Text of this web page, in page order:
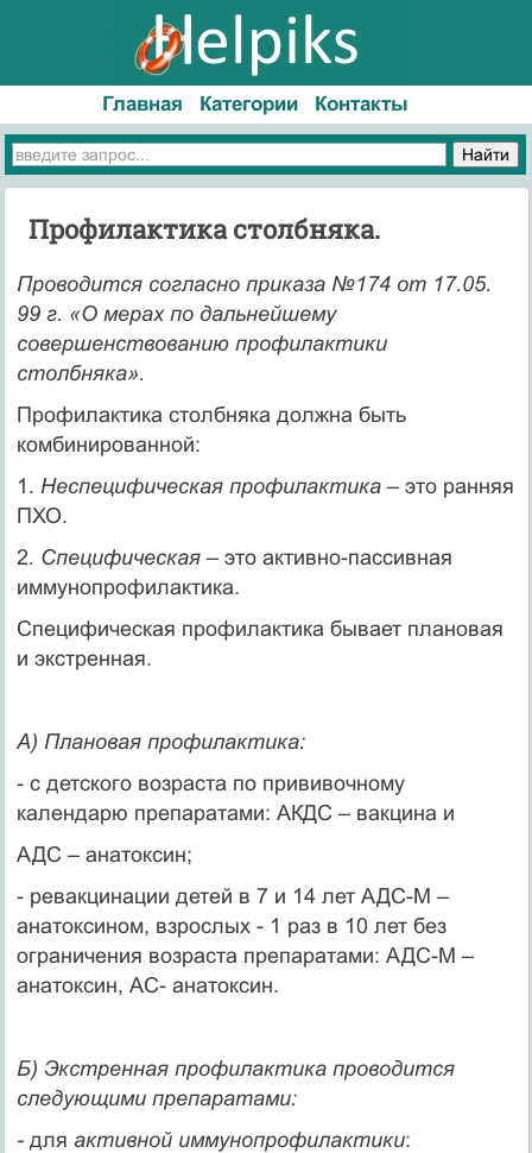
Главная Категории Контакты
Профилактика столбняка.
Проводится согласно приказа №174 от 17.05.
99 г. «О мерах по дальнейшему
совершенствованию профилактики
столбняка».
Профилактика столбняка должна быть
комбинированной:
1. Неспецифическая профилактика– это ранняя
ПХО.
2. Специфическая– это активно-пассивная
иммунопрофилактика.
Специфическая профилактика бывает плановая
и экстренная.
А) Плановая профилактика:
- с детского возраста по прививочному
календарю препаратами: АКДС – вакцина и
АДС – анатоксин;
- ревакцинации детей в 7 и 14 лет АДС-М –
анатоксином, взрослых - 1 раз в 10 лет без
ограничения возраста препаратами: АДС-М –
анатоксин, АС- анатоксин.
Б) Экстренная профилактика проводится
следующими препаратами:
- для активной иммунопрофилактики: